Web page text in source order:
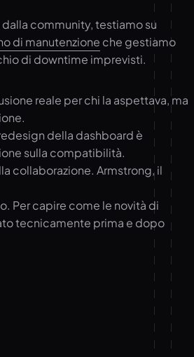
community, testiamo su
di manutenzione che gestiamo
di downtime imprevisti.
reale per chi la aspettava, ma
della dashboard è
sulla compatibilità.
collaborazione. Armstrong, il
Per capire come le novità di
tecnicamente prima e dopo